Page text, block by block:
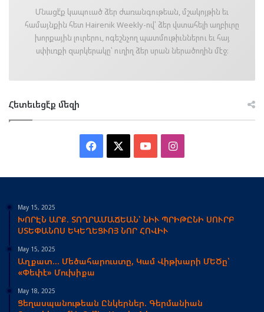
Մնացէ՛ք կապուած ձեր ժառանգութեան, մշակոյթին եւ
համայնքին հետ Hairenik Weekly-ով՝ ձեր վստահելի աղբիւրը
խորքային լուրերու, ոգեշնչող պատմութիւններու եւ հայ
սփիւռքի զարկերակը՝ ուղիղ ձեր սրան ներածողին մէջ։
Հետեւեցէ՛ք մեզի
Facebook YouTubeInstagram
May 15, 2025
ԽՈՐԷՆ ԱՐՔ. ՏՈՂՐԱՄԱՃԵԱՆ՝ ՆԻՒ ՊՐԻԹԸՆԻ ՍՈՒՐԲ
ՍՏԵՓԱՆՈՍ ԵԿԵՂԵՑՒՈՅ ՆՈՐ ՀՈՎԻՒ
May 15, 2025
Աղքատ… Մեծահարուստը, Կամ Վիթխարի ՄԵԾը՝
«Փեփէ» Մուխիքա
May 18, 2025
Ցեղասպանութեան Ընկերներ. Գերմանիան